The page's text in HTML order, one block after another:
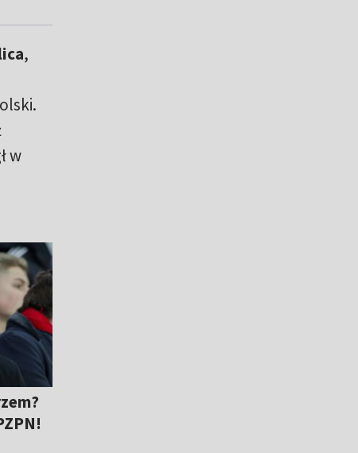
,
w